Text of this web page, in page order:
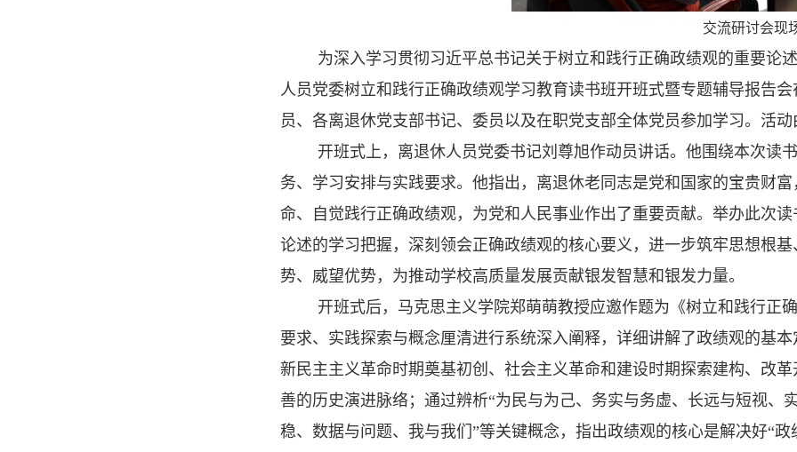
交流研讨会现
为深入学习贯彻习近平总书记关于树立和践行正确政绩观的重要论
人员党委树立和践行正确政绩观学习教育读书班开班式暨专题辅导报告
员、各离退休党支部书记、委员以及在职党支部全体党员参加学习。活
开班式上，离退休人员党委书记刘尊旭作动员讲话。他围绕本次读
务、学习安排与实践要求。他指出，离退休老同志是党和国家的宝贵财
命、自觉践行正确政绩观，为党和人民事业作出了重要贡献。举办此次
论述的学习把握，深刻领会正确政绩观的核心要义，进一步筑牢思想根
势、威望优势，为推动学校高质量发展贡献银发智慧和银发力量。
开班式后，马克思主义学院郑萌萌教授应邀作题为《树立和践行正
要求、实践探索与概念厘清进行系统深入阐释，详细讲解了政绩观的基
新民主主义革命时期奠基初创、社会主义革命和建设时期探索建构、改
善的历史演进脉络；通过辨析“为民与为己、务实与务虚、长远与短视
稳、数据与问题、我与我们”等关键概念，指出政绩观的核心是解决好“